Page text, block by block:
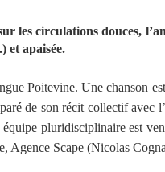
les circulations douces,
et apaisée.
Poitevine. Une chanson
de son récit collectif
pluridisciplinaire est
Agence Scape (Nicolas